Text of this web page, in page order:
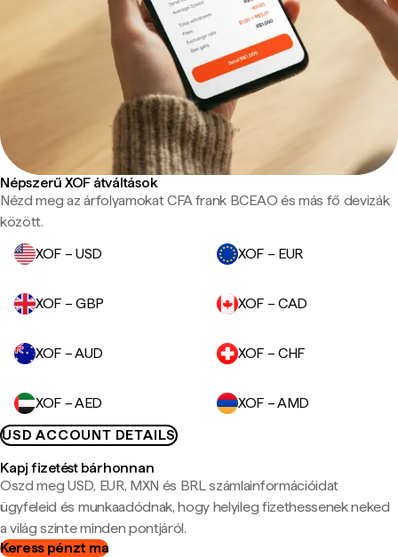
Népszerű XOF átváltások
Nézd meg az árfolyamokat CFA frank BCEAO és más fő devizák
között.
XOF – USD
XOF – EUR
XOF – GBP XOF – CAD
XOF – AUD XOF – CHF
XOF – AED
XOF – AMD
USD ACCOUNT DETAILS
Kapj fizetést bárhonnan
Oszd meg USD, EUR, MXN és BRL számlainformációidat
ügyfeleid és munkaadódnak, hogy helyileg fizethessenek neked
a világ szinte minden pontjáról.
Keress pénzt ma